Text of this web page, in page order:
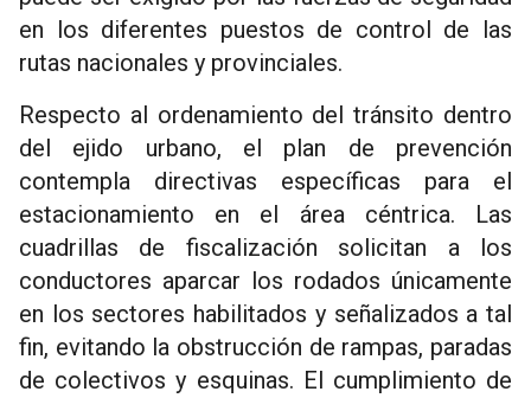
en los diferentes puestos de control de las
rutas nacionales y provinciales.
Respecto al ordenamiento del tránsito dentro
del ejido urbano, el plan de prevención
contempla directivas específicas para el
estacionamiento en el área céntrica. Las
cuadrillas de fiscalización solicitan a los
conductores aparcar los rodados únicamente
en los sectores habilitados y señalizados a tal
fin, evitando la obstrucción de rampas, paradas
de colectivos y esquinas. El cumplimiento de